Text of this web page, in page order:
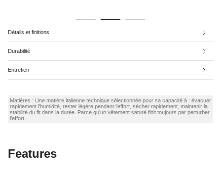
Détails et finitions
Durabilité
Entretien
Matières : Une matière italienne technique sélectionnée pour sa capacité à : évacuer
rapidement l’humidité, rester légère pendant l’effort, sécher rapidement, maintenir la
stabilité du fit dans la durée. Parce qu’un vêtement saturé finit toujours par perturber
l’effort.
Features